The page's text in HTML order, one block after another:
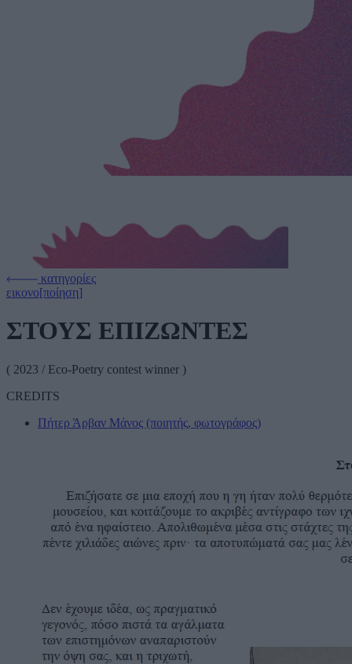
κατηγορίες
εικονο[ποίηση]
ΣΤΟΥΣ ΕΠΙΖΩΝΤΕΣ
( 2023 / Eco-Poetry contest winner )
CREDITS
Πήτερ Άρβαν Μάνος (ποιητής, φωτογράφος)